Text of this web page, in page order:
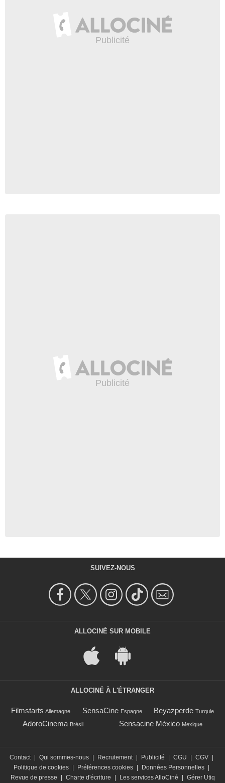
SUIVEZ-NOUS
ALLOCINÉ SUR MOBILE
ALLOCINÉ À L'ÉTRANGER
Filmstarts Allemagne SensaCine Espagne Beyazperde Turquie
AdoroCinema Brésil Sensacine México Mexique
Contact | Qui sommes-nous | Recrutement | Publicité | CGU | CGV |
Politique de cookies | Préférences cookies | Données Personnelles |
Revue de presse
| Charte d'écriture | Les services AlloCiné | Gérer Utiq